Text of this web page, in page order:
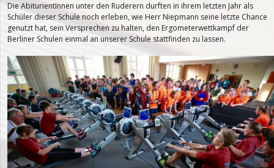
Die AbiturientInnen unter den Ruderern durften in ihrem letzten Jahr als
Schüler dieser Schule noch erleben, wie Herr Niepmann seine letzte Chance
genutzt hat, sein Versprechen zu halten, den Ergometerwettkampf der
Berliner Schulen einmal an unserer Schule stattfinden zu lassen.